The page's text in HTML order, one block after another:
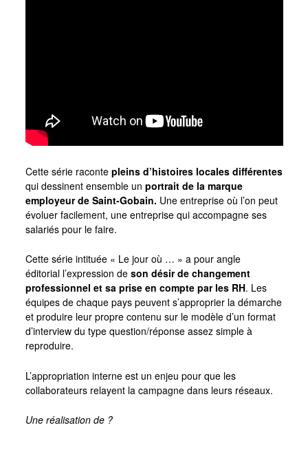
Cette série raconte pleins d’histoires locales différentes
qui dessinent ensemble un portrait de la marque
employeur de Saint-Gobain. Une entreprise où l’on peut
évoluer facilement, une entreprise qui accompagne ses
salariés pour le faire.
Cette série intituée « Le jour où … » a pour angle
éditorial l’expression de son désir de changement
professionnel et sa prise en compte par les RH. Les
équipes de chaque pays peuvent s’approprier la démarche
et produire leur propre contenu sur le modèle d’un format
d’interview du type question/réponse assez simple à
reproduire.
L’appropriation interne est un enjeu pour que les
collaborateurs relayent la campagne dans leurs réseaux.
Une réalisation de ?